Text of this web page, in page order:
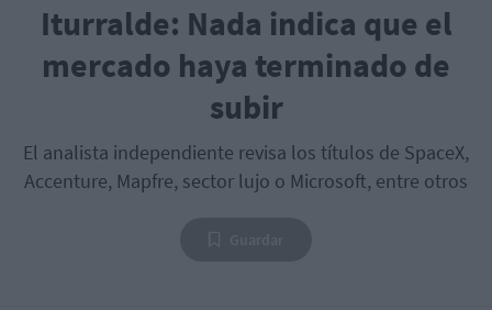
Iturralde: Nada indica que el
mercado haya terminado de
subir
El analista independiente revisa los títulos de SpaceX,
Accenture, Mapfre, sector lujo o Microsoft, entre otros